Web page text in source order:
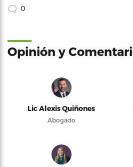
0
Opinión y
Lic Alexis Quiñones
Abogado